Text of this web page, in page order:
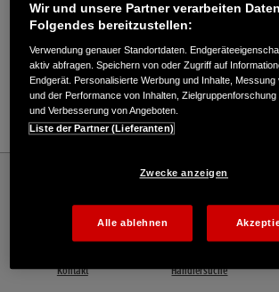
Verkauf / Kundendienst
06074/37569-0
E-Mail
Deutschland Offizielle Website | The Power of Dreams
Kontakt Händlersuche
Wir und unsere Partner verarbeiten
Folgendes bereitzustellen:
Verwendung genauer Standortdaten.
aktiv abfragen. Speichern von oder Zugriff auf
Endgerät. Personalisierte Werbung und Inhalte,
und der Performance von Inhalten,
und Verbesserung von Angeboten.
Liste der Partner (Lieferanten)
Zwecke anzeigen
Alle ablehnen